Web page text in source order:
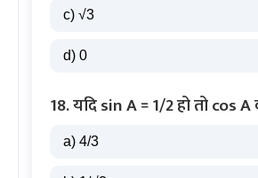
c) √3
d) 0
18. यदि sin A = 1/2 हो तो cos A
a) 4/3